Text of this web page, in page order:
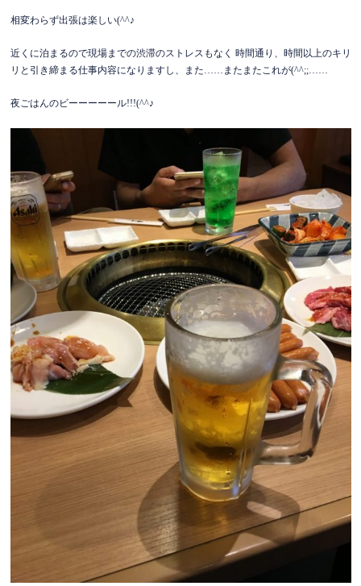
相変わらず出張は楽しい(^^♪
近くに泊まるので現場までの渋滞のストレスもなく 時間通り、時間以上のキリ
リと引き締まる仕事内容になりますし、また……またまたこれが(^^;;……
夜ごはんのビーーーーール!!!(^^♪